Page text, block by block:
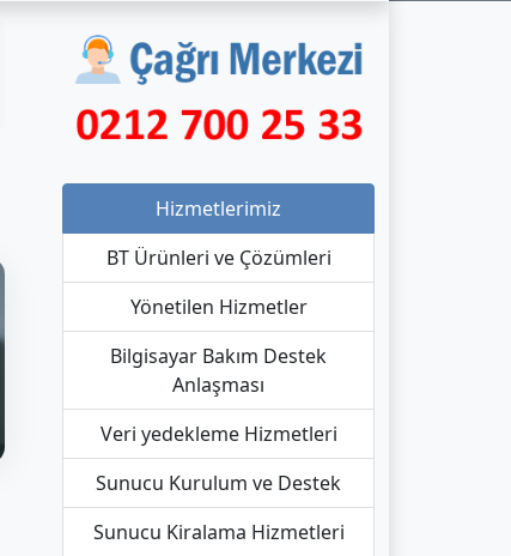
Hizmetlerimiz
BT Ürünleri ve Çözümleri
Yönetilen Hizmetler
Bilgisayar Bakım Destek
Anlaşması
Veri yedekleme Hizmetleri
Sunucu Kurulum ve Destek
Sunucu Kiralama Hizmetleri